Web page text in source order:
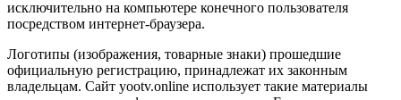
исключительно на компьютере конечного пользователя
посредством интернет-браузера.
Логотипы (изображения, товарные знаки) прошедшие
официальную регистрацию, принадлежат их законным
владельцам. Сайт yootv.online использует такие материалы